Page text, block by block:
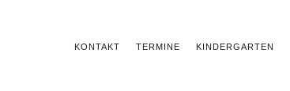
KONTAKT TERMINE KINDERGARTEN